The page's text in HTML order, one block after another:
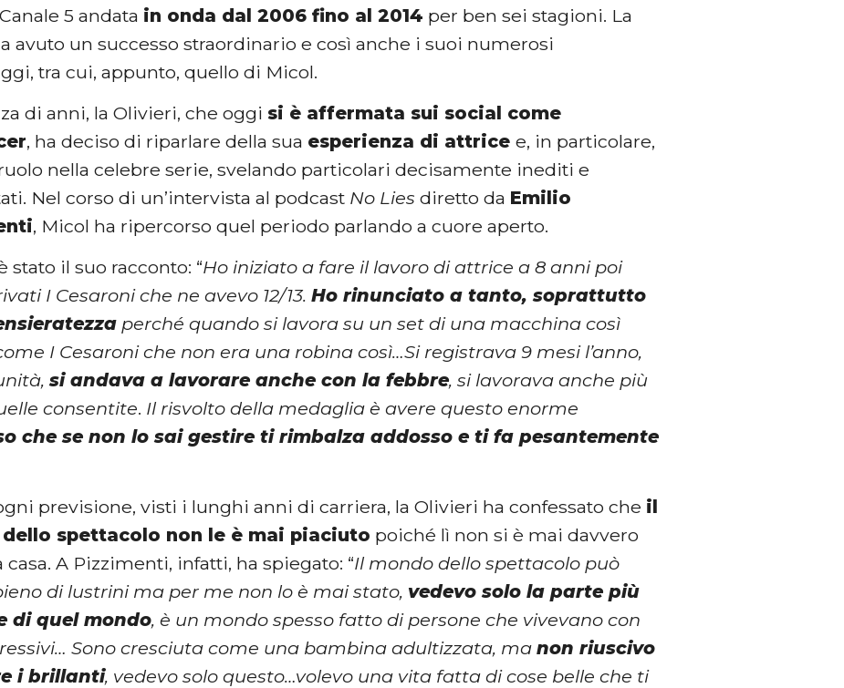
5 andata in onda dal 2006 fino al 2014 per ben sei stagioni. La
avuto un successo straordinario e così anche i suoi numerosi
tra cui, appunto, quello di Micol.
di anni, la Olivieri, che oggi si è affermata sui social come
, ha deciso di riparlare della sua esperienza di attricee, in particolare,
nella celebre serie, svelando particolari decisamente inediti e
Nel corso di un’intervista al podcast No Lies diretto da Emilio
, Micol ha ripercorso quel periodo parlando a cuore aperto.
stato il suo racconto: “Ho iniziato a fare il lavoro di attrice a 8 anni poi
I Cesaroni che ne avevo 12/13.Ho rinunciato a tanto, soprattutto
perché quando si lavora su un set di una macchina così
I Cesaroni che non era una robina così…Si registrava 9 mesi l’anno,
si andava a lavorare anche con la febbre, si lavorava anche più
consentite. Il risvolto della medaglia è avere questo enorme
che se non lo sai gestire ti rimbalza addosso e ti fa pesantemente
previsione, visti i lunghi anni di carriera, la Olivieri ha confessato che il
spettacolo non le è mai piaciuto poiché lì non si è mai davvero
casa. A Pizzimenti, infatti, ha spiegato: “Il mondo dello spettacolo può
di lustrini ma per me non lo è mai stato, vedevo solo la parte più
di quel mondo, è un mondo spesso fatto di persone che vivevano con
Sono cresciuta come una bambina adultizzata, manon riuscivo
i brillanti, vedevo solo questo…volevo una vita fatta di cose belle che ti